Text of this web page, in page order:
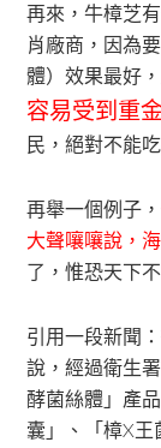
再來，牛樟芝
肖廠商，因為
體）效果最好
容易受到重
民，絕對不能
再舉一個例子，
大聲嚷嚷說，
了，惟恐天下不
引用一段新聞
說，經過衛生
酵菌絲體」產
囊」、「樟X王